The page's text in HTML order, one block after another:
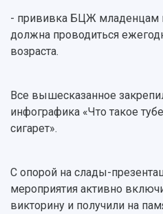
- прививка БЦЖ младенцам
должна проводиться
возраста.
Все вышесказанное
инфографика «Что такое
сигарет».
С опорой на слады-
мероприятия активно
викторину и получили на